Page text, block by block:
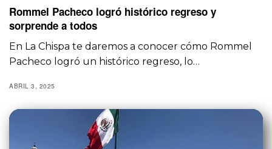
Rommel Pacheco logró histórico regreso y
sorprende a todos
En La Chispa te daremos a conocer cómo Rommel
Pacheco logró un histórico regreso, lo…
ABRIL 3, 2025